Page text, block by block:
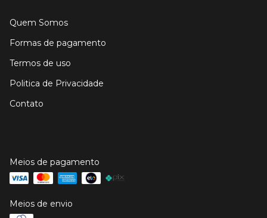
Quem Somos
Formas de pagamento
Termos de uso
Politica de Privacidade
Contato
Meios de pagamento
Meios de envio